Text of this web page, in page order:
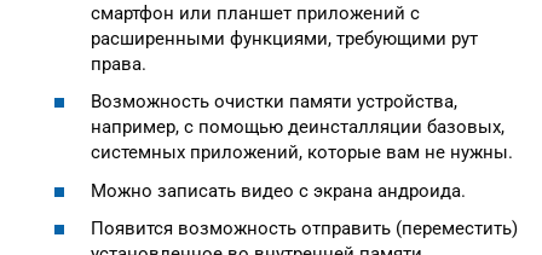
смартфон или планшет приложений с
расширенными функциями, требующими рут
права.
Возможность очистки памяти устройства,
например, с помощью деинсталляции базовых,
системных приложений, которые вам не нужны.
Можно записать видео с экрана андроида.
Появится возможность отправить (переместить)